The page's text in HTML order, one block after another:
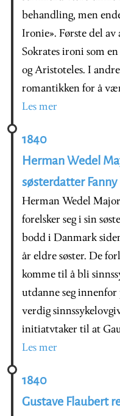
behandling, men
Ironie». Første del
Sokrates ironi som
og Aristoteles. I
romantikken for å
Les mer
1840
Herman Wedel
søsterdatter Fanny
Herman Wedel
forelsker seg i sin
bodd i Danmark
år eldre søster. De
komme til å bli
utdanne seg
verdig
initiatvtaker til at
Les mer
1840
Gustave Flaubert